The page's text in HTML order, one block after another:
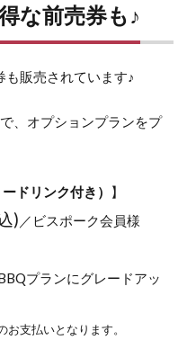
な前売券も♪
販売されています♪
、オプションプランをプ
ドリンク付き）
】
) ／ビスポーク会員様
プランにグレードアッ
支払いとなります。